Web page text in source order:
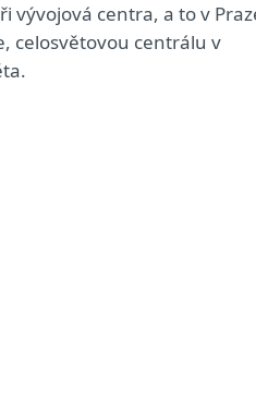
vývojová centra, a to v
celosvětovou centrálu v